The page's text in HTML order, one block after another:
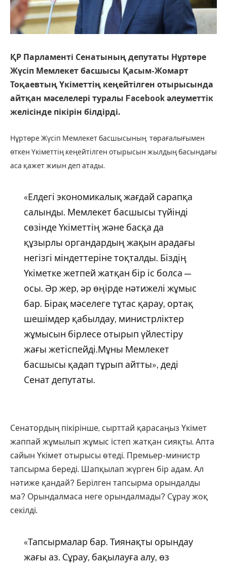
ҚР Парламенті Сенатының депутаты Нұртөре
Жүсіп Мемлекет басшысы Қасым-Жомарт
Тоқаевтың Үкіметтің кеңейтілген отырысында
айтқан мәселелері туралы Facebook әлеуметтік
желісінде пікірін білдірді.
Нұртөре Жүсіп Мемлекет басшысының төрағалығымен
өткен Үкіметтің кеңейтілген отырысын жылдың басындағы
аса қажет жиын деп атады.
«Елдегі экономикалық жағдай сарапқа
салынды. Мемлекет басшысы түйінді
сөзінде Үкіметтің және басқа да
құзырлы органдардың жақын арадағы
негізгі міндеттеріне тоқталды. Біздің
Үкіметке жетпей жатқан бір іс болса —
осы. Әр жер, әр өңірде нәтижелі жұмыс
бар. Бірақ мәселеге тұтас қарау, ортақ
шешімдер қабылдау, министрліктер
жұмысын бірлесе отырып үйлестіру
жағы жетіспейді.Мұны Мемлекет
басшысы қадап тұрып айтты», деді
Сенат депутаты.
Сенатордың пікірінше, сырттай қарасаңыз Үкімет
жаппай жұмылып жұмыс істеп жатқан сияқты. Апта
сайын Үкімет отырысы өтеді. Премьер-министр
тапсырма береді. Шапқылап жүрген бір адам. Ал
нәтиже қандай? Берілген тапсырма орындалды
ма? Орындалмаса неге орындалмады? Сұрау жоқ
секілді.
«Тапсырмалар бар. Тиянақты орындау
жағы аз. Сұрау, бақылауға алу, өз